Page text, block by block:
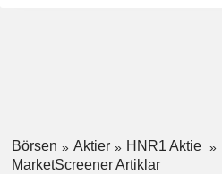
Börsen Aktier HNR1 Aktie
MarketScreener Artiklar